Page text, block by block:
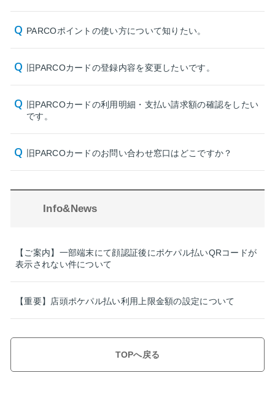
PARCOポイントの使い方について知りたい。
旧PARCOカードの登録内容を変更したいです。
旧PARCOカードの利用明細・支払い請求額の確認をしたい
です。
旧PARCOカードのお問い合わせ窓口はどこですか？
Info&News
【ご案内】一部端末にて顔認証後にポケパル払いQRコードが
表示されない件について
【重要】店頭ポケパル払い利用上限金額の設定について
TOPへ戻る